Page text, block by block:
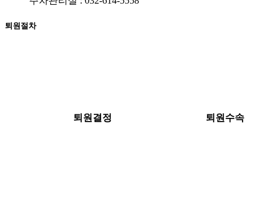
퇴원절차
퇴원결정 퇴원수속